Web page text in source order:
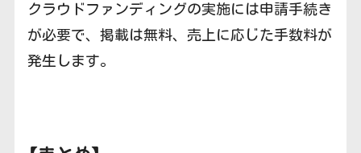
クラウドファンディングの実施には申請手続き
が必要で、掲載は無料、売上に応じた手数料が
発生します。